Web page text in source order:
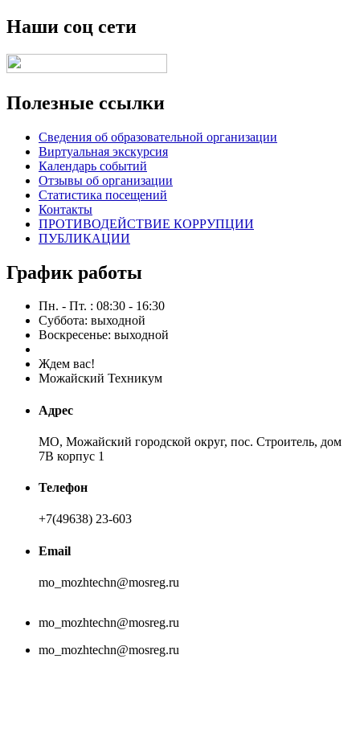
Наши соц сети
Полезные ссылки
Сведения об образовательной организации
Виртуальная экскурсия
Календарь событий
Отзывы об организации
Статистика посещений
Контакты
ПРОТИВОДЕЙСТВИЕ КОРРУПЦИИ
ПУБЛИКАЦИИ
График работы
Пн. - Пт. : 08:30 - 16:30
Суббота: выходной
Воскресенье: выходной
Ждем вас!
Можайский Техникум
Адрес
МО, Можайский городской округ, пос. Строитель, дом
7В корпус 1
Телефон
+7(49638) 23-603
Email
mo_mozhtechn@mosreg.ru
mo_mozhtechn@mosreg.ru
mo_mozhtechn@mosreg.ru